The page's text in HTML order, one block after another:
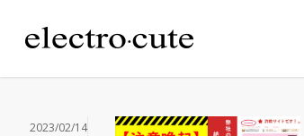
content
2023/02/14